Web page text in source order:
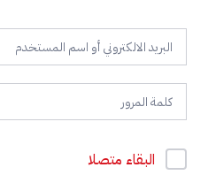
البقاء متصلا